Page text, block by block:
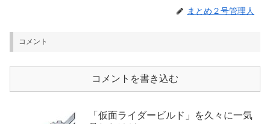
まとめ２号管理人
コメント
コメントを書き込む
「仮面ライダービルド」を久々に一気